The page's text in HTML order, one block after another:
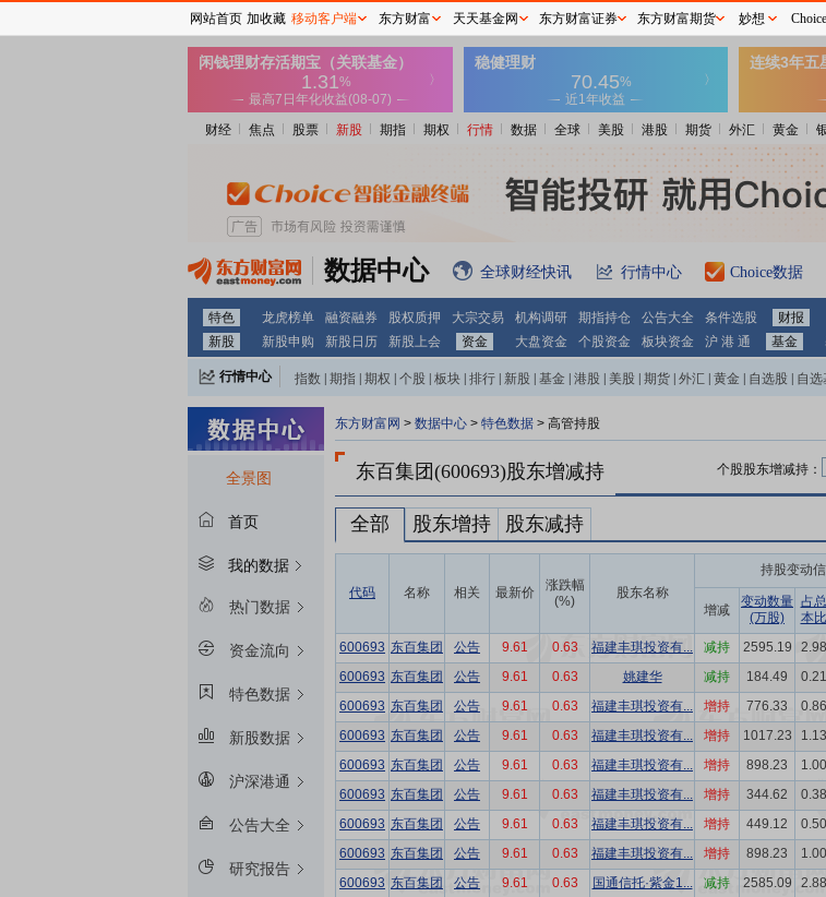
财经 焦点 股票 新股 期指 期权 行情 数据 全球 美股 港股 期货 外汇 黄金
数据中心 全球财经快讯 行情中心 Choice数据
特色 龙虎榜单 融资融券 股权质押 大宗交易 机构调研 期指持仓 公告大全 条件选股 财报
新股
新股申购 新股日历 新股上会 资金 大盘资金 个股资金 板块资金 沪 港 通 基金
行情中心 指数 期指 期权 个股 板块 排行 新股 基金 港股 美股 期货 外汇 黄金 自选股 自选
全景图
首页
我的数据
热门数据
资金流向
特色数据
新股数据
沪深港通
公告大全
研究报告
东方财富网 > 数据中心 > 特色数据 > 高管持股
东百集团(600693)股东增减持 个股股东增减持：
全部 股东增持 股东减持
代码 名称 相关 最新价
涨跌幅
(%)
股东名称
持股变动
增减
变动数量
(万股)
占
本
600693 东百集团 公告 9.61 0.63 福建丰琪投资有... 减持 2595.19
600693 东百集团 公告 9.61 0.63 姚建华 减持 184.49
600693 东百集团 公告 9.61 0.63 福建丰琪投资有... 增持 776.33
600693 东百集团 公告 9.61 0.63 福建丰琪投资有... 增持 1017.23
600693 东百集团 公告 9.61 0.63 福建丰琪投资有... 增持 898.23
600693 东百集团 公告 9.61 0.63 福建丰琪投资有... 增持 344.62
600693 东百集团 公告 9.61 0.63 福建丰琪投资有... 增持 449.12
600693 东百集团 公告 9.61 0.63 福建丰琪投资有... 增持 898.23
600693 东百集团 公告 9.61 0.63 国通信托·紫金1... 减持 2585.09
网站首页 加收藏 移动客户端 东方财富 天天基金网 东方财富证券 东方财富期货 妙想